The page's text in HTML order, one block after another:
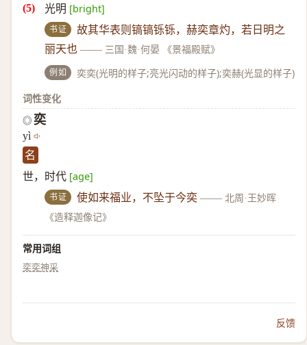
光明 [bright]
书证
故其华表则镐镐铄铄，赫奕章灼，若日明之
丽天也 —— 三国·魏·何晏 《景福殿赋》
例如
奕奕(光明的样子;亮光闪动的样子);奕赫(光显的样子)
词性变化
◎ 奕
yì
名
世，时代 [age]
书证 使如来福业，不坠于今奕 —— 北周·王妙晖
《造释迦像记》
常用词组
奕奕神采
反馈